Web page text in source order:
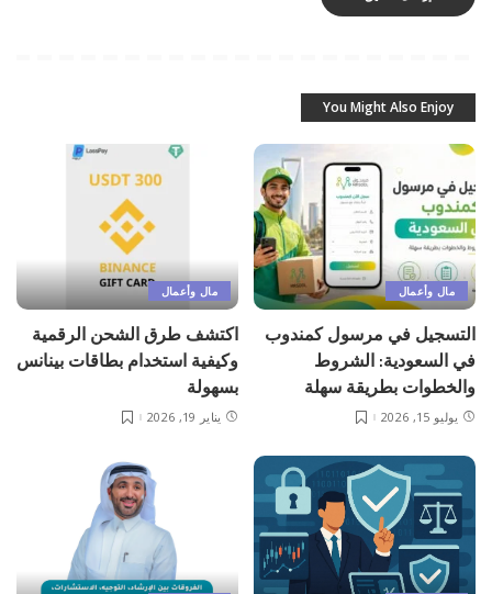
You Might Also Enjoy
مال وأعمال
التسجيل في مرسول كمندوب
في السعودية: الشروط
والخطوات بطريقة سهلة
يوليو 15, 2026
مال وأعمال
اكتشف طرق الشحن الرقمية
وكيفية استخدام بطاقات بينانس
بسهولة
يناير 19, 2026